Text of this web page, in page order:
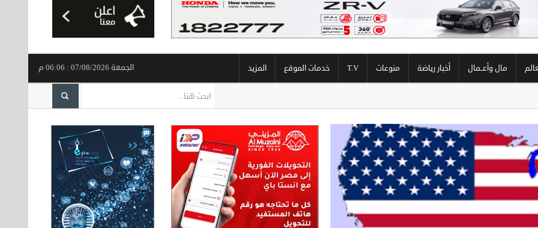
مال وأعــمال أخبار رياضة منوعات T.V خدمات الموقع المزيد الجمعة 07/08/2026 : 06:06 م